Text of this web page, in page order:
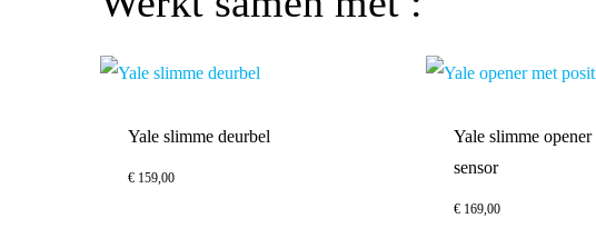
Yale slimme deurbel
€ 159,00
Yale slimme
sensor
€ 169,00